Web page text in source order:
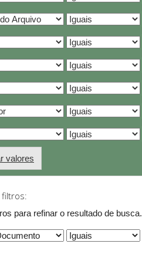
valores
filtros:
para refinar o resultado de busca.